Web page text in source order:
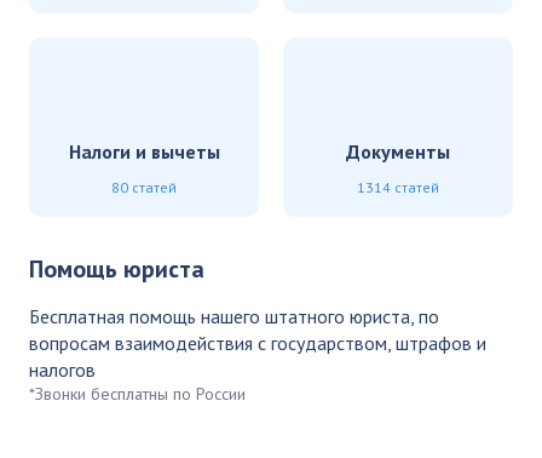
Налоги и вычеты
80 статей
Документы
1314 статей
Помощь юриста
Бесплатная помощь нашего штатного юриста, по
вопросам взаимодействия с государством, штрафов и
налогов
*Звонки бесплатны по России